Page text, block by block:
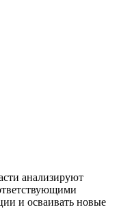
анализируют
и осваивать новые